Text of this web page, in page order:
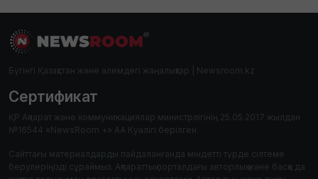
Бүгінгі Қазақстан және әлемдегі жаңалықтар | Newsroom.kz
Сертификат
ҚР Ақпарат және коммуникациялар министрлігінің 25.05.2017 жылдан
№16544 «NewsRoom +» АА Куәлігі берілген.
Сайттағы материалдарды пайдаланғанда міндетті түрде сілтеме
берулеріңізді сұраймыз. Ақпараттық порталдағы авторлық және басқа да